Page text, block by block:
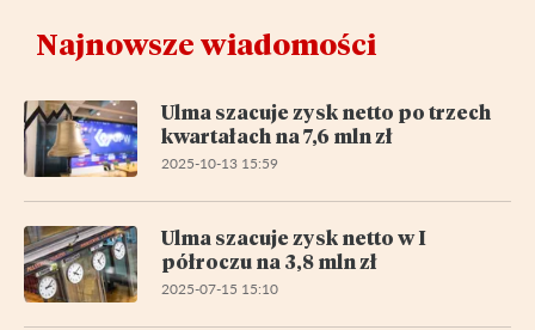
Najnowsze wiadomości
Ulma szacuje zysk netto po trzech
kwartałach na 7,6 mln zł
2025-10-13 15:59
Ulma szacuje zysk netto w I
półroczu na 3,8 mln zł
2025-07-15 15:10